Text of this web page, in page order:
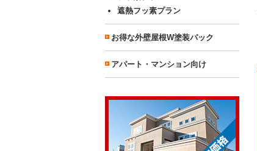
遮熱フッ素プラン
お得な外壁屋根W塗装パック
アパート・マンション向け